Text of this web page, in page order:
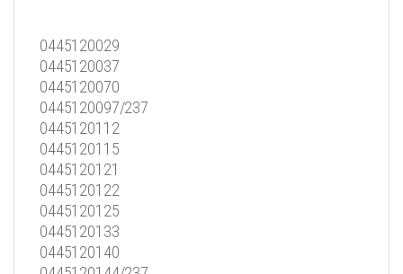
0445120029
0445120037
0445120070
0445120097/237
0445120112
0445120115
0445120121
0445120122
0445120125
0445120133
0445120140